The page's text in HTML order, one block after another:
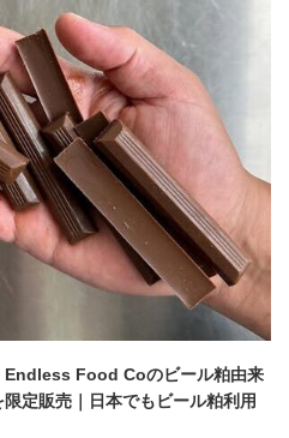
Endless Food Coのビール粕由来
定販売｜日本でもビール粕利用